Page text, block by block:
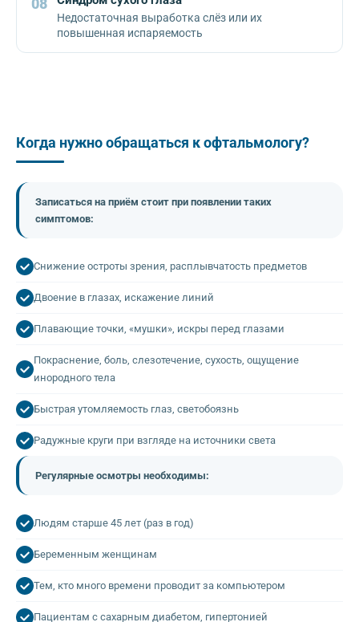
Недостаточная выработка слёз или их
повышенная испаряемость
Когда нужно обращаться к офтальмологу?
Записаться на приём стоит при появлении таких
симптомов:
Снижение остроты зрения, расплывчатость предметов
Двоение в глазах, искажение линий
Плавающие точки, «мушки», искры перед глазами
Покраснение, боль, слезотечение, сухость, ощущение
инородного тела
Быстрая утомляемость глаз, светобоязнь
Радужные круги при взгляде на источники света
Регулярные осмотры необходимы:
Людям старше 45 лет (раз в год)
Беременным женщинам
Тем, кто много времени проводит за компьютером
Пациентам с сахарным диабетом, гипертонией